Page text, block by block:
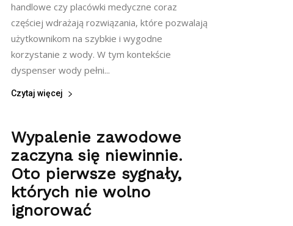
handlowe czy placówki medyczne coraz
częściej wdrażają rozwiązania, które pozwalają
użytkownikom na szybkie i wygodne
korzystanie z wody. W tym kontekście
dyspenser wody pełni...
Czytaj więcej
Wypalenie zawodowe
zaczyna się niewinnie.
Oto pierwsze sygnały,
których nie wolno
ignorować